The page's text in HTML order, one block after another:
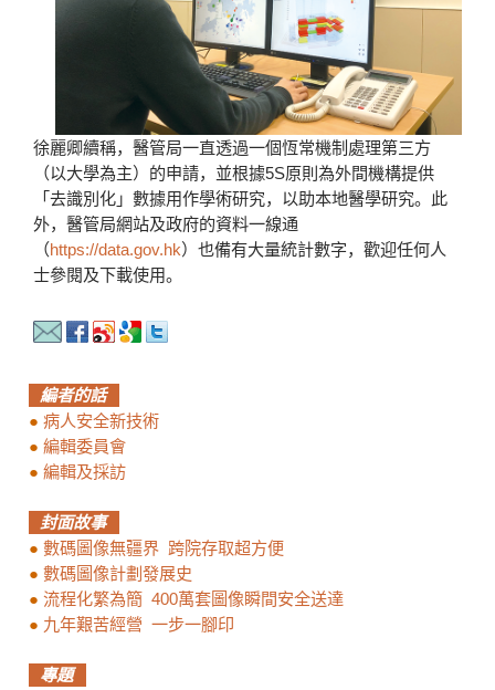
徐麗卿續稱，醫管局一直透過一個恆常機制處理第三方
（以大學為主）的申請，並根據5S原則為外間機構提供
「去識別化」數據用作學術研究，以助本地醫學研究。此
外，醫管局網站及政府的資料一線通
（https://data.gov.hk）也備有大量統計數字，歡迎任何人
士參閱及下載使用。
編者的話
● 病人安全新技術
● 編輯委員會
● 編輯及採訪
封面故事
● 數碼圖像無疆界 跨院存取超方便
● 數碼圖像計劃發展史
● 流程化繁為簡 400萬套圖像瞬間安全送達
● 九年艱苦經營 一步一腳印
專題